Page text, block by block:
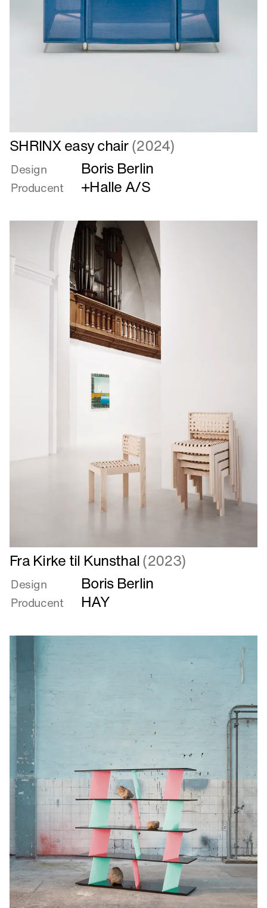
Læs
mere
om
SHRINX
easy
SHRINX easy chair(2024)
Design Boris Berlin
Producent +Halle A/S
Læs
mere
om
Fra
Kirke
Kunsthal
Fra Kirke til Kunsthal(2023)
Design Boris Berlin
Producent HAY